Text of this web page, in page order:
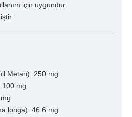
için uygundur
Metan): 250 mg
100 mg
longa): 46.6 mg